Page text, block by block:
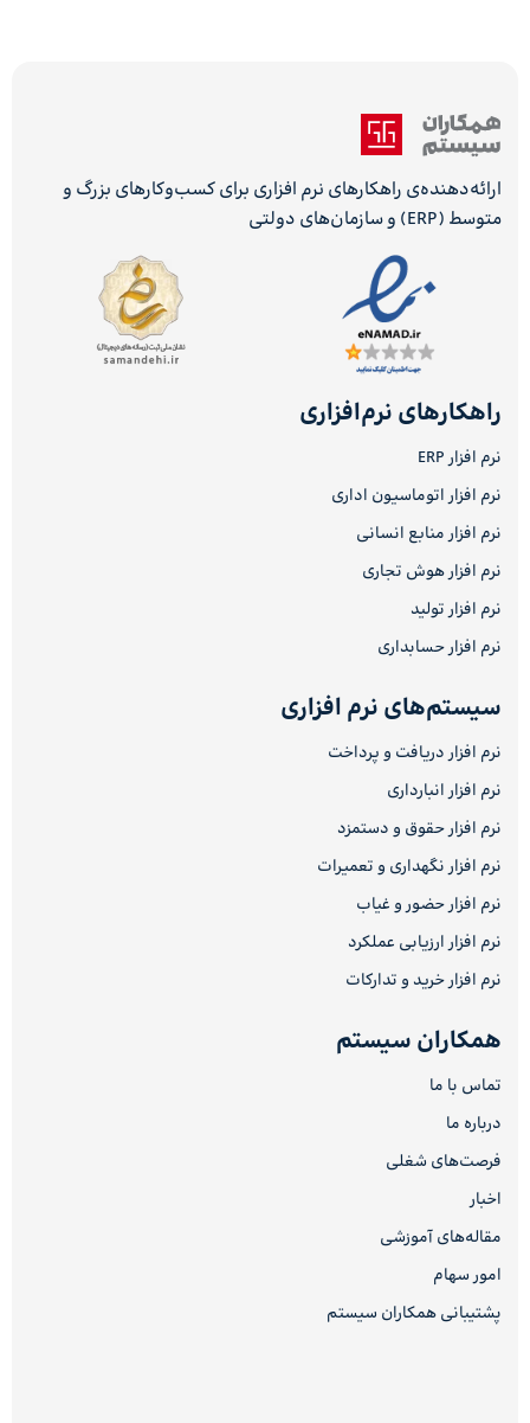
ارائه‌دهنده‌ی راهکارهای نرم افزاری برای کسب‌وکارهای بزرگ و
متوسط (ERP) و سازمان‌های دولتی
راهکارهای نرم‌افزاری
نرم افزار ERP
نرم افزار اتوماسیون اداری
نرم افزار منابع انسانی
نرم افزار هوش تجاری
نرم افزار تولید
نرم افزار حسابداری
سیستم‌های نرم افزاری
نرم افزار دریافت و پرداخت
نرم افزار انبارداری
نرم افزار حقوق و دستمزد
نرم افزار نگهداری و تعمیرات
نرم افزار حضور و غیاب
نرم افزار ارزیابی عملکرد
نرم افزار خرید و تدارکات
همکاران سیستم
تماس با ما
درباره ما
فرصت‌های شغلی
اخبار
مقاله‌های آموزشی
امور سهام
پشتیبانی همکاران سیستم